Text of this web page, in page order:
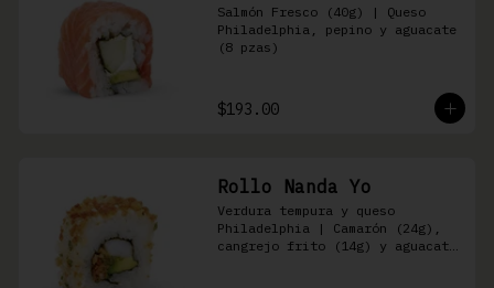
Salmón Fresco (40g) | Queso
Philadelphia, pepino y aguacate
(8 pzas)
$193.00
Rollo Nanda Yo
Verdura tempura y queso
Philadelphia | Camarón (24g),
cangrejo frito (14g) y aguacate